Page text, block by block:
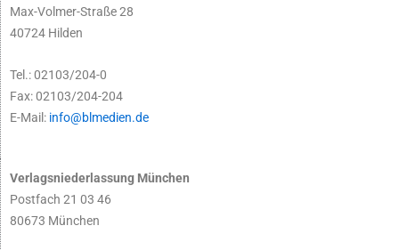
Max-Volmer-Straße 28
40724 Hilden
Tel.: 02103/204-0
Fax: 02103/204-204
E-Mail: info@blmedien.de
Verlagsniederlassung München
Postfach 21 03 46
80673 München